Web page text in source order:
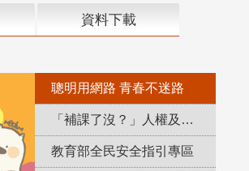
資料下載
聰明用網路 青春不迷路
「補課了沒？」人權及轉型正義教育專區
教育部全民安全指引專區